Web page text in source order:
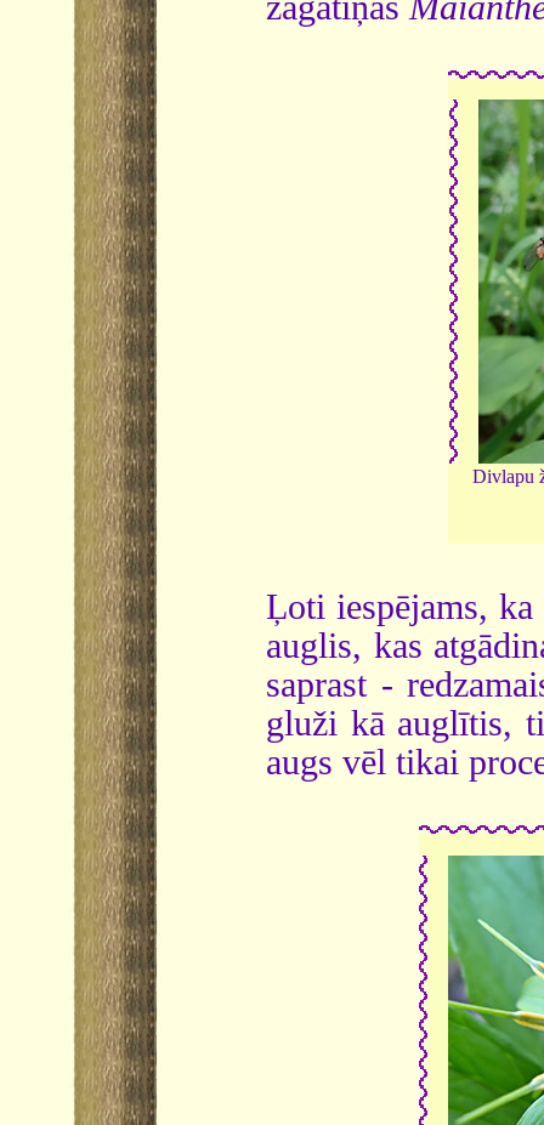
Divlapu
Ļoti iespējams,
auglis, kas
saprast -
gluži kā auglītis,
augs vēl tikai